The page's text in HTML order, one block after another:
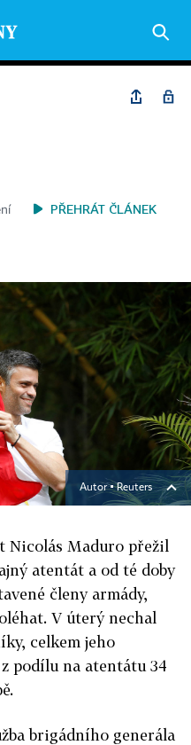
PŘEHRÁT ČLÁNEK
Autor ▪Reuters
Nicolás Maduro přežil
atentát a od té doby
členy armády,
V úterý nechal
celkem jeho
podílu na atentátu 34
brigádního generála